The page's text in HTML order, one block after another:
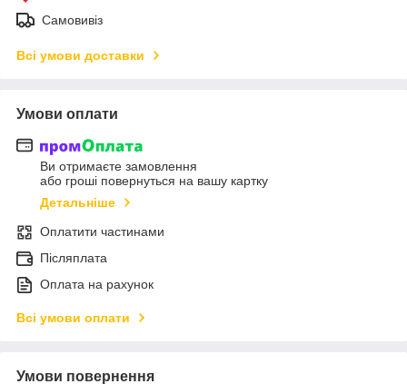
Самовивіз
Всі умови доставки
Умови оплати
Ви отримаєте замовлення
або гроші повернуться на вашу картку
Детальніше
Оплатити частинами
Післяплата
Оплата на рахунок
Всі умови оплати
Умови повернення